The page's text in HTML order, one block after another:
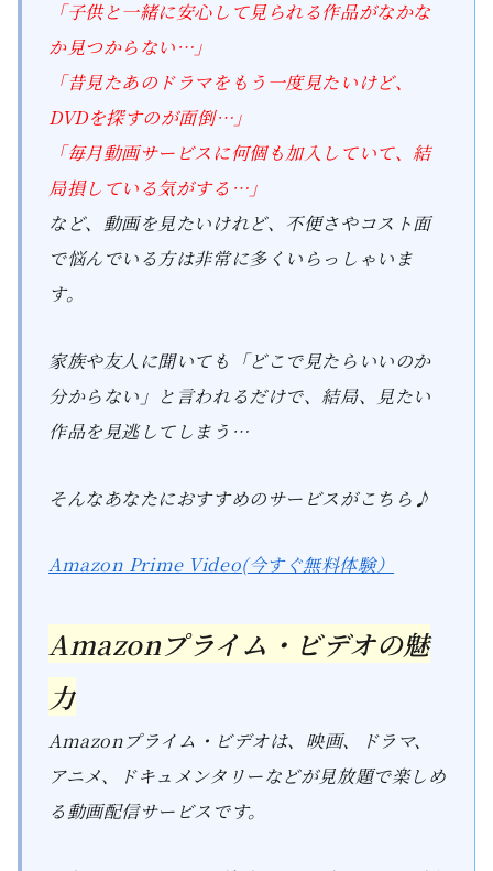
「子供と一緒に安心して見られる作品がなかな
か見つからない…」
「昔見たあのドラマをもう一度見たいけど、
DVDを探すのが面倒…」
「毎月動画サービスに何個も加入していて、結
局損している気がする…」
など、動画を見たいけれど、不便さやコスト面
で悩んでいる方は非常に多くいらっしゃいま
す。
家族や友人に聞いても「どこで見たらいいのか
分からない」と言われるだけで、結局、見たい
作品を見逃してしまう…
そんなあなたにおすすめのサービスがこちら♪
Amazon Prime Video(今すぐ無料体験）
Amazonプライム・ビデオの魅
力
Amazonプライム・ビデオは、映画、ドラマ、
アニメ、ドキュメンタリーなどが見放題で楽しめ
る動画配信サービスです。